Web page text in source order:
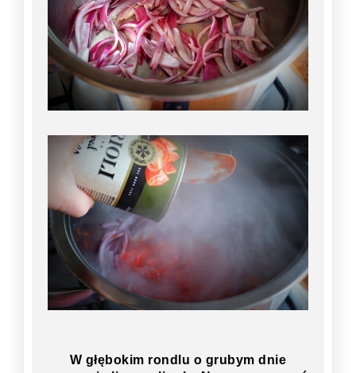
W głębokim rondlu o grubym dnie